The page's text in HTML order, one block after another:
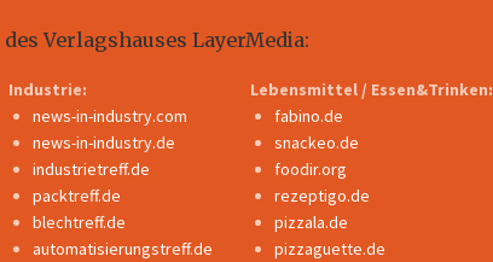
Verlagshauses LayerMedia:
Industrie:
news-in-industry.com
news-in-industry.de
industrietreff.de
packtreff.de
blechtreff.de
automatisierungstreff.de
Lebensmittel / Essen&Trinken:
fabino.de
snackeo.de
foodir.org
rezeptigo.de
pizzala.de
pizzaguette.de